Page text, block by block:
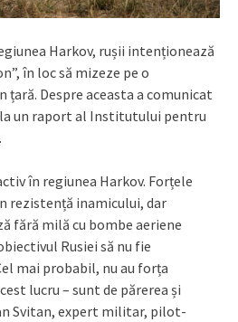
Harkov, rușii intenționează
în loc să mizeze pe o
țară. Despre aceasta a comunicat
un raport al Institutului pentru
în regiunea Harkov. Forțele
rezistență inamicului, dar
fără milă cu bombe aeriene
Rusiei să nu fie
mai probabil, nu au forța
lucru – sunt de părerea și
Svitan, expert militar, pilot-